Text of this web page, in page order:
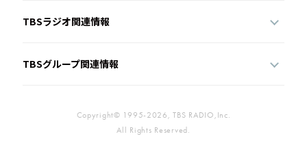
TBSラジオ関連情報
TBSグループ関連情報
Copyright© 1995-2026, TBS RADIO,Inc.
All Rights Reserved.